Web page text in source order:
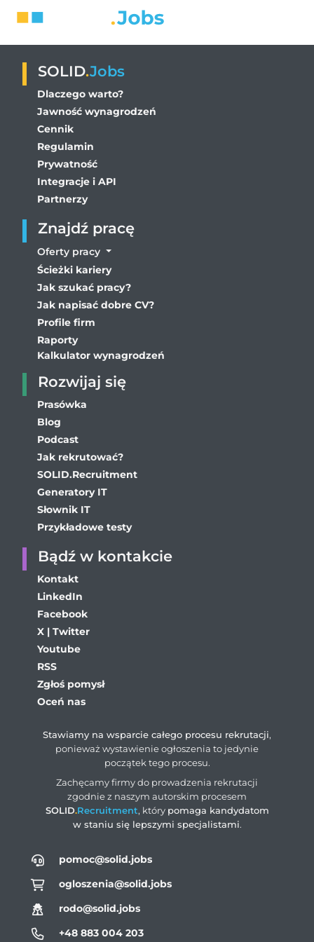
pomoc@solid.jobs
ogloszenia@solid.jobs
rodo@solid.jobs
+48 883 004 203
SOLID.Jobs
Dlaczego warto?
Jawność wynagrodzeń
Cennik
Regulamin
Prywatność
Integracje i API
Partnerzy
Znajdź pracę
Oferty pracy
Ścieżki kariery
Jak szukać pracy?
Jak napisać dobre CV?
Profile firm
Raporty
Kalkulator wynagrodzeń
Rozwijaj się
Prasówka
Blog
Podcast
Jak rekrutować?
SOLID.Recruitment
Generatory IT
Słownik IT
Przykładowe testy
Bądź w kontakcie
Kontakt
LinkedIn
Facebook
X | Twitter
Youtube
RSS
Zgłoś pomysł
Oceń nas
Stawiamy na wsparcie całego procesu rekrutacji,
ponieważ wystawienie ogłoszenia to jedynie
początek tego procesu.
Zachęcamy firmy do prowadzenia rekrutacji
zgodnie z naszym autorskim procesem
SOLID.Recruitment, który pomaga kandydatom
w staniu się lepszymi specjalistami.